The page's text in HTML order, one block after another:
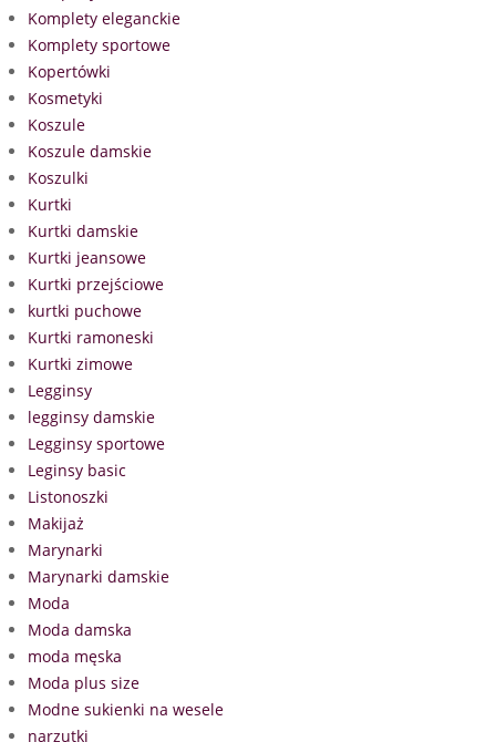
Komplety eleganckie
Komplety sportowe
Kopertówki
Kosmetyki
Koszule
Koszule damskie
Koszulki
Kurtki
Kurtki damskie
Kurtki jeansowe
Kurtki przejściowe
kurtki puchowe
Kurtki ramoneski
Kurtki zimowe
Legginsy
legginsy damskie
Legginsy sportowe
Leginsy basic
Listonoszki
Makijaż
Marynarki
Marynarki damskie
Moda
Moda damska
moda męska
Moda plus size
Modne sukienki na wesele
narzutki